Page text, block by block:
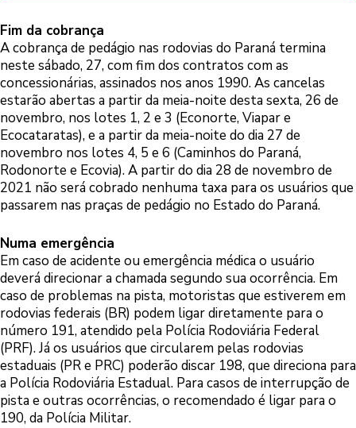
Fim da cobrança
A cobrança de pedágio nas rodovias do Paraná termina
neste sábado, 27, com fim dos contratos com as
concessionárias, assinados nos anos 1990. As cancelas
estarão abertas a partir da meia-noite desta sexta, 26 de
novembro, nos lotes 1, 2 e 3 (Econorte, Viapar e
Ecocataratas), e a partir da meia-noite do dia 27 de
novembro nos lotes 4, 5 e 6 (Caminhos do Paraná,
Rodonorte e Ecovia). A partir do dia 28 de novembro de
2021 não será cobrado nenhuma taxa para os usuários que
passarem nas praças de pedágio no Estado do Paraná.
Numa emergência
Em caso de acidente ou emergência médica o usuário
deverá direcionar a chamada segundo sua ocorrência. Em
caso de problemas na pista, motoristas que estiverem em
rodovias federais (BR) podem ligar diretamente para o
número 191, atendido pela Polícia Rodoviária Federal
(PRF). Já os usuários que circularem pelas rodovias
estaduais (PR e PRC) poderão discar 198, que direciona para
a Polícia Rodoviária Estadual. Para casos de interrupção de
pista e outras ocorrências, o recomendado é ligar para o
190, da Polícia Militar.